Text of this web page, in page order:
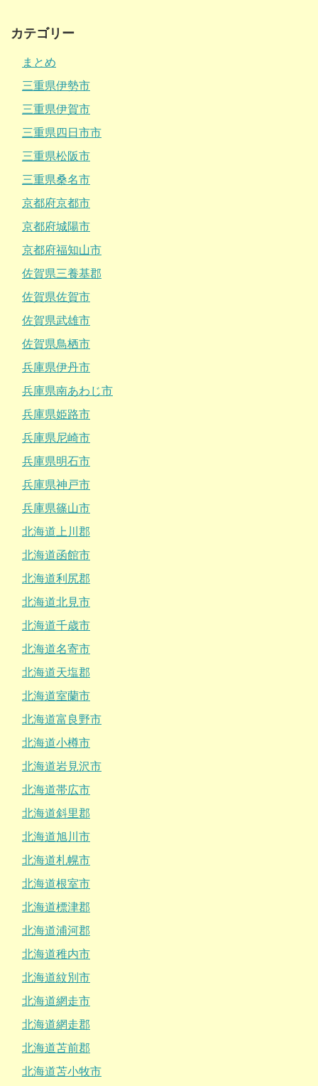
カテゴリー
まとめ
三重県伊勢市
三重県伊賀市
三重県四日市市
三重県松阪市
三重県桑名市
京都府京都市
京都府城陽市
京都府福知山市
佐賀県三養基郡
佐賀県佐賀市
佐賀県武雄市
佐賀県鳥栖市
兵庫県伊丹市
兵庫県南あわじ市
兵庫県姫路市
兵庫県尼崎市
兵庫県明石市
兵庫県神戸市
兵庫県篠山市
北海道上川郡
北海道函館市
北海道利尻郡
北海道北見市
北海道千歳市
北海道名寄市
北海道天塩郡
北海道室蘭市
北海道富良野市
北海道小樽市
北海道岩見沢市
北海道帯広市
北海道斜里郡
北海道旭川市
北海道札幌市
北海道根室市
北海道標津郡
北海道浦河郡
北海道稚内市
北海道紋別市
北海道網走市
北海道網走郡
北海道苫前郡
北海道苫小牧市